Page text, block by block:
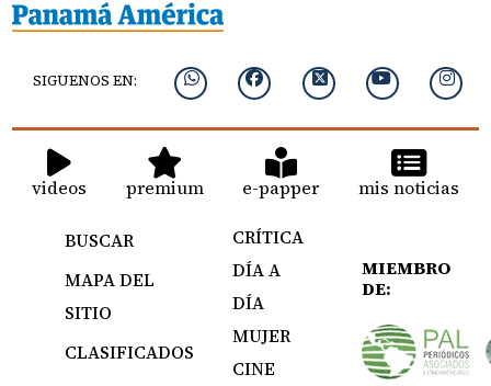
SIGUENOS EN:
videos premium e-papper mis noticias
BUSCAR
MAPA DEL
SITIO
CLASIFICADOS
CRÍTICA
DÍA A
DÍA
MUJER
CINE
MIEMBRO
DE: